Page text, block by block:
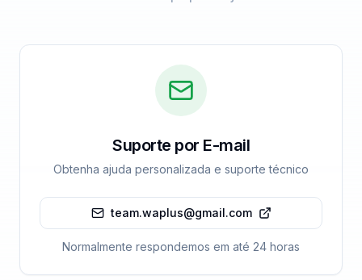
Suporte por E-mail
Obtenha ajuda personalizada e suporte técnico
team.waplus@gmail.com
Normalmente respondemos em até 24 horas